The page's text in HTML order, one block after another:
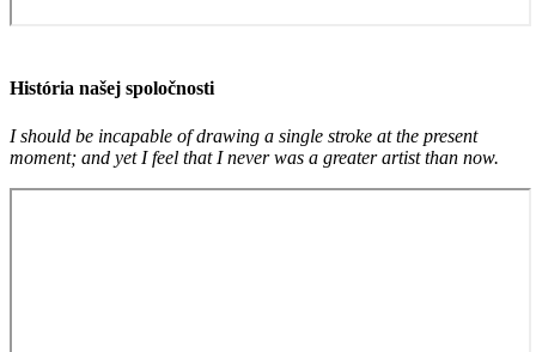
História našej spoločnosti
I should be incapable of drawing a single stroke at the present
moment; and yet I feel that I never was a greater artist than now.